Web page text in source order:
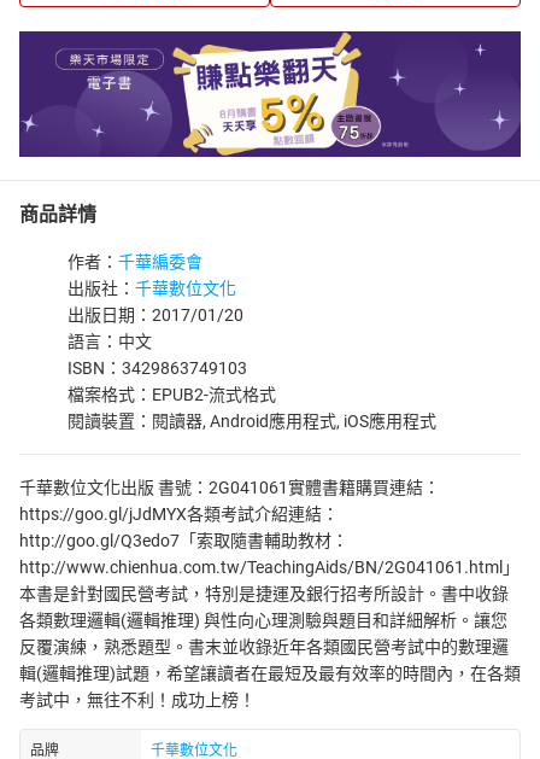
商品詳情
作者： 千華編委會
出版社： 千華數位文化
出版日期：2017/01/20
語言：中文
ISBN：3429863749103
檔案格式：EPUB2-流式格式
閱讀裝置：閱讀器, Android應用程式, iOS應用程式
千華數位文化出版 書號：2G041061實體書籍購買連結：
https://goo.gl/jJdMYX各類考試介紹連結：
http://goo.gl/Q3edo7「索取隨書輔助教材：
http://www.chienhua.com.tw/TeachingAids/BN/2G041061.html」
本書是針對國民營考試，特別是捷運及銀行招考所設計。書中收錄
各類數理邏輯(邏輯推理) 與性向心理測驗與題目和詳細解析。讓您
反覆演練，熟悉題型。書末並收錄近年各類國民營考試中的數理邏
輯(邏輯推理)試題，希望讓讀者在最短及最有效率的時間內，在各類
考試中，無往不利！成功上榜！
品牌 千華數位文化